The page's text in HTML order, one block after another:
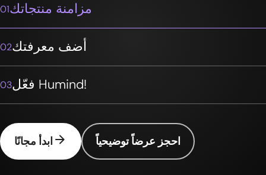
01مزامنة منتجاتك
02أضف معرفتك
03 فعّل Humind!
ابدأ مجانًا arrow_forward احجز عرضاً توضيحياً